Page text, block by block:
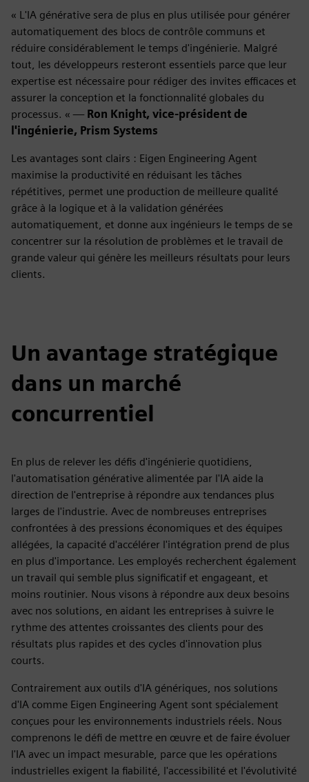
« L'IA générative sera de plus en plus utilisée pour générer
automatiquement des blocs de contrôle communs et
réduire considérablement le temps d'ingénierie. Malgré
tout, les développeurs resteront essentiels parce que leur
expertise est nécessaire pour rédiger des invites efficaces et
assurer la conception et la fonctionnalité globales du
processus. « — Ron Knight, vice-président de
l'ingénierie, Prism Systems
Les avantages sont clairs : Eigen Engineering Agent
maximise la productivité en réduisant les tâches
répétitives, permet une production de meilleure qualité
grâce à la logique et à la validation générées
automatiquement, et donne aux ingénieurs le temps de se
concentrer sur la résolution de problèmes et le travail de
grande valeur qui génère les meilleurs résultats pour leurs
clients.
Un avantage stratégique
dans un marché
concurrentiel
En plus de relever les défis d'ingénierie quotidiens,
l'automatisation générative alimentée par l'IA aide la
direction de l'entreprise à répondre aux tendances plus
larges de l'industrie. Avec de nombreuses entreprises
confrontées à des pressions économiques et des équipes
allégées, la capacité d'accélérer l'intégration prend de plus
en plus d'importance. Les employés recherchent également
un travail qui semble plus significatif et engageant, et
moins routinier. Nous visons à répondre aux deux besoins
avec nos solutions, en aidant les entreprises à suivre le
rythme des attentes croissantes des clients pour des
résultats plus rapides et des cycles d'innovation plus
courts.
Contrairement aux outils d'IA génériques, nos solutions
d'IA comme Eigen Engineering Agent sont spécialement
conçues pour les environnements industriels réels. Nous
comprenons le défi de mettre en œuvre et de faire évoluer
l'IA avec un impact mesurable, parce que les opérations
industrielles exigent la fiabilité, l'accessibilité et l'évolutivité